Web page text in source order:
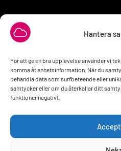
Hantera
För att ge en bra upplevelse använder vi
komma åt enhetsinformation. När du
behandla data som surfbeteende eller
samtycker eller om du återkallar ditt
funktioner negativt.